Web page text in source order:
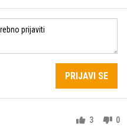
PRIJAVI SE
3 0